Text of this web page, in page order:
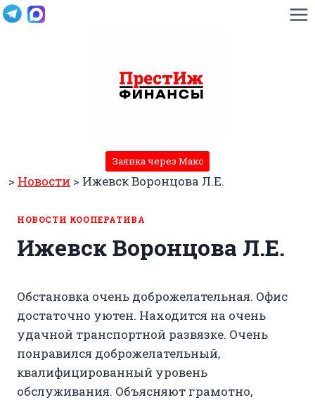
Перейти
Заявка через Макс
> Новости > Ижевск Воронцова Л.Е.
НОВОСТИ КООПЕРАТИВА
Ижевск Воронцова Л.Е.
Обстановка очень доброжелательная. Офис
достаточно уютен. Находится на очень
удачной транспортной развязке. Очень
понравился доброжелательный,
квалифицированный уровень
обслуживания. Объясняют грамотно,